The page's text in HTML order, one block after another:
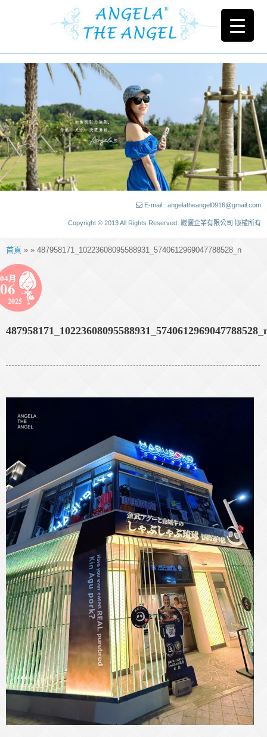
E-mail : angelatheangel0916@gmail.com
Copyright © 2013 All Rights Reserved. 崴儷企業有限公司 版權所有
首頁 » » 487958171_10223608095588931_5740612969047788528_n
04月
06
2025